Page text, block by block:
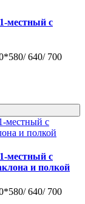
местный с
640/ 700
местный с
и полкой
640/ 700